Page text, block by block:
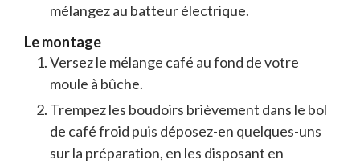
mélangez au batteur électrique.
Le montage
Versez le mélange café au fond de votre
moule à bûche.
Trempez les boudoirs brièvement dans le bol
de café froid puis déposez-en quelques-uns
sur la préparation, en les disposant en